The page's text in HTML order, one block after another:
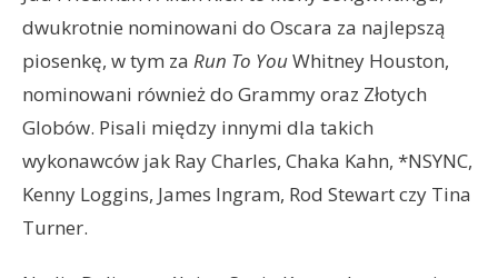
dwukrotnie nominowani do Oscara za najlepszą
piosenkę, w tym za Run To YouWhitney Houston,
nominowani również do Grammy oraz Złotych
Globów. Pisali między innymi dla takich
wykonawców jak Ray Charles, Chaka Kahn, *NSYNC,
Kenny Loggins, James Ingram, Rod Stewart czy Tina
Turner.